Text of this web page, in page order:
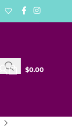
$0.00